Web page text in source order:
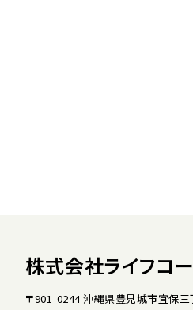
株式会社ライフコ
〒901-0244 沖縄県豊見城市宜保